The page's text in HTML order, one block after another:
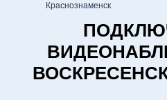
Краснознаменск